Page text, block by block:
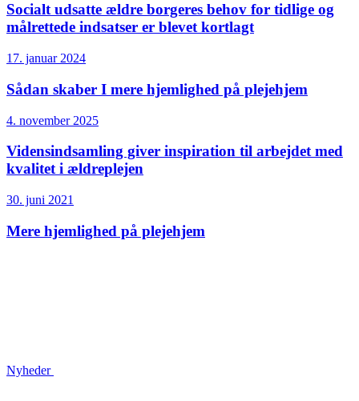
Socialt udsatte ældre borgeres behov for tidlige og
målrettede indsatser er blevet kortlagt
17. januar 2024
Sådan skaber I mere hjemlighed på plejehjem
4. november 2025
Vidensindsamling giver inspiration til arbejdet med
kvalitet i ældreplejen
30. juni 2021
Mere hjemlighed på plejehjem
Nyheder